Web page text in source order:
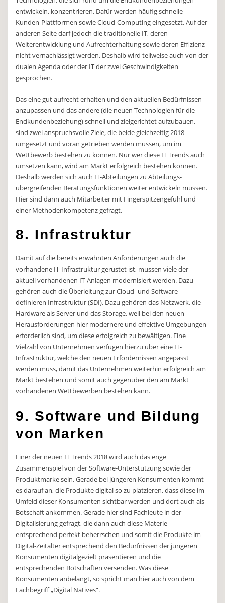
entwickeln, konzentrieren. Dafür werden häufig schnelle
Kunden-Plattformen sowie Cloud-Computing eingesetzt. Auf der
anderen Seite darf jedoch die traditionelle IT, deren
Weiterentwicklung und Aufrechterhaltung sowie deren Effizienz
nicht vernachlässigt werden. Deshalb wird teilweise auch von der
dualen Agenda oder der IT der zwei Geschwindigkeiten
gesprochen.
Das eine gut aufrecht erhalten und den aktuellen Bedürfnissen
anzupassen und das andere (die neuen Technologien für die
Endkundenbeziehung) schnell und zielgerichtet aufzubauen,
sind zwei anspruchsvolle Ziele, die beide gleichzeitig 2018
umgesetzt und voran getrieben werden müssen, um im
Wettbewerb bestehen zu können. Nur wer diese IT Trends auch
umsetzen kann, wird am Markt erfolgreich bestehen können.
Deshalb werden sich auch IT-Abteilungen zu Abteilungs-
übergreifenden Beratungsfunktionen weiter entwickeln müssen.
Hier sind dann auch Mitarbeiter mit Fingerspitzengefühl und
einer Methodenkompetenz gefragt.
8. Infrastruktur
Damit auf die bereits erwähnten Anforderungen auch die
vorhandene IT-Infrastruktur gerüstet ist, müssen viele der
aktuell vorhandenen IT-Anlagen modernisiert werden. Dazu
gehören auch die Überleitung zur Cloud- und Software
definieren Infrastruktur (SDI). Dazu gehören das Netzwerk, die
Hardware als Server und das Storage, weil bei den neuen
Herausforderungen hier modernere und effektive Umgebungen
erforderlich sind, um diese erfolgreich zu bewältigen. Eine
Vielzahl von Unternehmen verfügen hierzu über eine IT-
Infrastruktur, welche den neuen Erfordernissen angepasst
werden muss, damit das Unternehmen weiterhin erfolgreich am
Markt bestehen und somit auch gegenüber den am Markt
vorhandenen Wettbewerben bestehen kann.
9. Software und Bildung
von Marken
Einer der neuen IT Trends 2018 wird auch das enge
Zusammenspiel von der Software-Unterstützung sowie der
Produktmarke sein. Gerade bei jüngeren Konsumenten kommt
es darauf an, die Produkte digital so zu platzieren, dass diese im
Umfeld dieser Konsumenten sichtbar werden und dort auch als
Botschaft ankommen. Gerade hier sind Fachleute in der
Digitalisierung gefragt, die dann auch diese Materie
entsprechend perfekt beherrschen und somit die Produkte im
Digital-Zeitalter entsprechend den Bedürfnissen der jüngeren
Konsumenten digitalgezielt präsentieren und die
entsprechenden Botschaften versenden. Was diese
Konsumenten anbelangt, so spricht man hier auch von dem
Fachbegriff „Digital Natives“.